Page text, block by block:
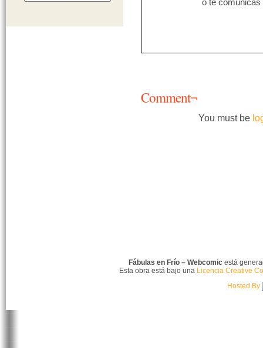
ó te comunicas
Comment¬
You must be
Fábulas en Frío – Webcomicestá
Esta obra está bajo una Licencia Creative
Hosted By